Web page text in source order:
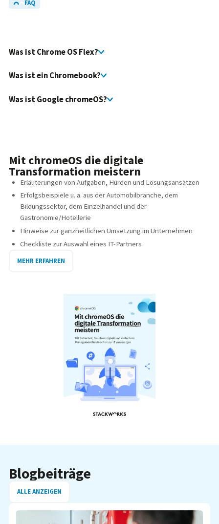
FAQ
Was ist Chrome OS Flex?
Was ist ein Chromebook?
Was ist Google chromeOS?
Mit chromeOS die digitale
Transformation meistern
Erläuterungen von Aufgaben, Hürden und Lösungsansätzen
Erfolgsbeispiele u. a. aus der Automobilbranche, dem
Bildungssektor, dem Einzelhandel und der
Gastronomie/Hotellerie
Hinweise zur ganzheitlichen Umsetzung im Unternehmen
Checkliste zur Auswahl eines IT-Partners
MEHR ERFAHREN
Blogbeiträge
ALLE ANZEIGEN